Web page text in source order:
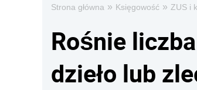
Strona główna » Księgowość » ZUS i
Rośnie
dzieło lub